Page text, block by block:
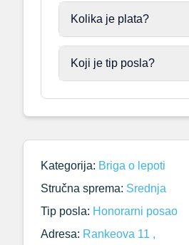
Kolika je plata?
Koji je tip posla?
Kategorija: Briga o lepoti
Stručna sprema: Srednja
Tip posla: Honorarni posao
Adresa: Rankeova 11 ,